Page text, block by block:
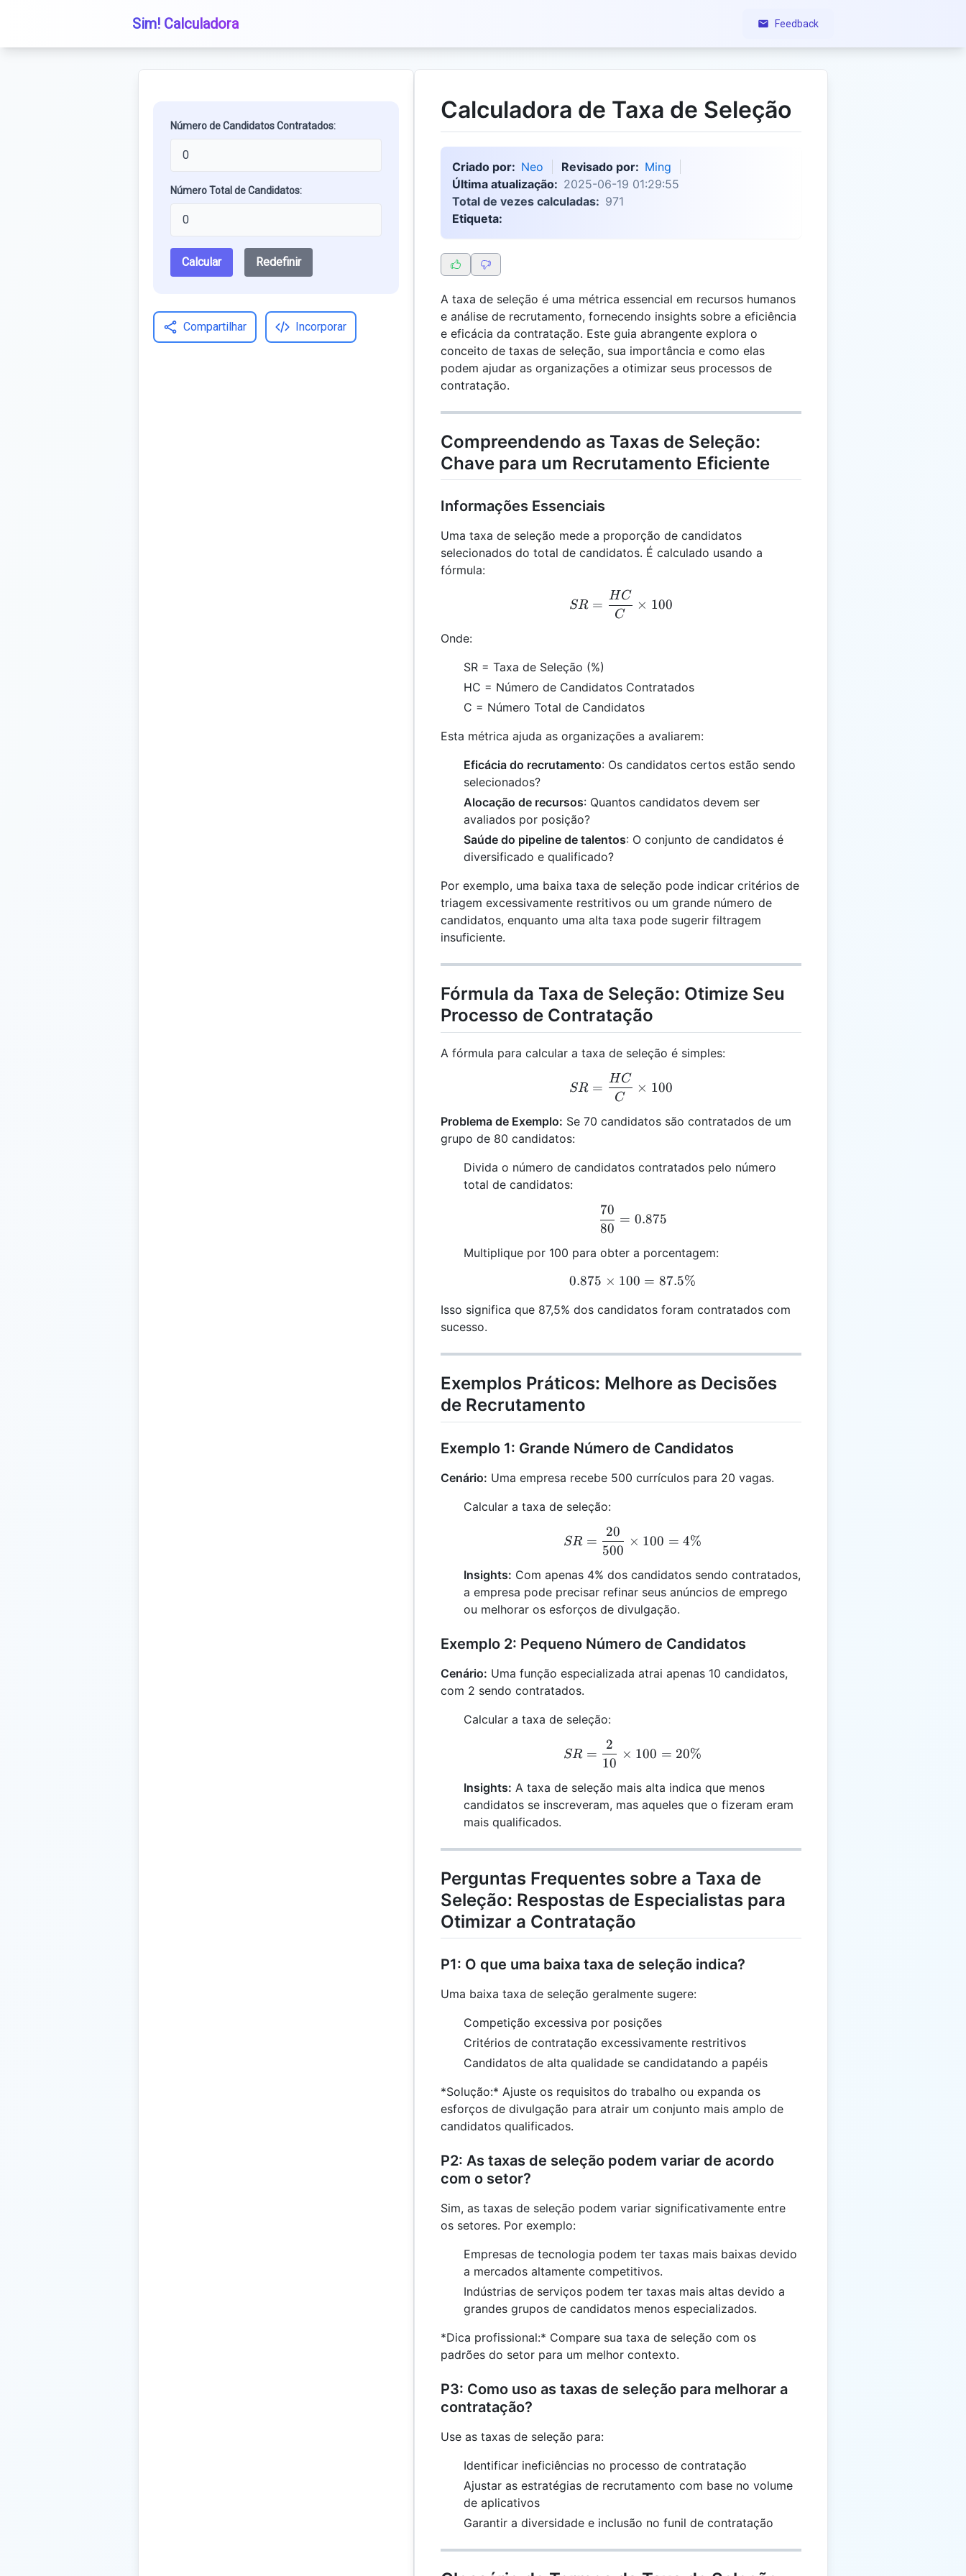
Sim! Calculadora Feedback
Número de Candidatos Contratados:
Número Total de Candidatos:
Calcular Redefinir
Compartilhar Incorporar
Calculadora de Taxa de Seleção
Criado por: Neo Revisado por: Ming
Última atualização: 2025-06-19 01:29:55
Total de vezes calculadas: 971
Etiqueta:
A taxa de seleção é uma métrica essencial em recursos humanos
e análise de recrutamento, fornecendo insights sobre a eficiência
e eficácia da contratação. Este guia abrangente explora o
conceito de taxas de seleção, sua importância e como elas
podem ajudar as organizações a otimizar seus processos de
contratação.
Compreendendo as Taxas de Seleção:
Chave para um Recrutamento Eficiente
Informações Essenciais
Uma taxa de seleção mede a proporção de candidatos
selecionados do total de candidatos. É calculado usando a
fórmula:
SR = \frac{HC}{C} \times 100
SR =
C
HC
× 100
Onde:
SR = Taxa de Seleção (%)
HC = Número de Candidatos Contratados
C = Número Total de Candidatos
Esta métrica ajuda as organizações a avaliarem:
Eficácia do recrutamento: Os candidatos certos estão sendo
selecionados?
Alocação de recursos: Quantos candidatos devem ser
avaliados por posição?
Saúde do pipeline de talentos: O conjunto de candidatos é
diversificado e qualificado?
Por exemplo, uma baixa taxa de seleção pode indicar critérios de
triagem excessivamente restritivos ou um grande número de
candidatos, enquanto uma alta taxa pode sugerir filtragem
insuficiente.
Fórmula da Taxa de Seleção: Otimize Seu
Processo de Contratação
A fórmula para calcular a taxa de seleção é simples:
SR = \frac{HC}{C} \times 100
SR =
C
HC
× 100
Problema de Exemplo: Se 70 candidatos são contratados de um
grupo de 80 candidatos:
Divida o número de candidatos contratados pelo número
total de candidatos:
\frac{70}{80} = 0.875
80
70
= 0.875
Multiplique por 100 para obter a porcentagem:
0.875 \times 100 = 87.5\%
0.875 × 100 = 87.5%
Isso significa que 87,5% dos candidatos foram contratados com
sucesso.
Exemplos Práticos: Melhore as Decisões
de Recrutamento
Exemplo 1: Grande Número de Candidatos
Cenário: Uma empresa recebe 500 currículos para 20 vagas.
Calcular a taxa de seleção:
SR = \frac{20}{500} \times 100 = 4\%
SR =
500
20
× 100 = 4%
Insights: Com apenas 4% dos candidatos sendo contratados,
a empresa pode precisar refinar seus anúncios de emprego
ou melhorar os esforços de divulgação.
Exemplo 2: Pequeno Número de Candidatos
Cenário: Uma função especializada atrai apenas 10 candidatos,
com 2 sendo contratados.
Calcular a taxa de seleção:
SR = \frac{2}{10} \times 100 = 20\%
SR =
10
2
× 100 = 20%
Insights: A taxa de seleção mais alta indica que menos
candidatos se inscreveram, mas aqueles que o fizeram eram
mais qualificados.
Perguntas Frequentes sobre a Taxa de
Seleção: Respostas de Especialistas para
Otimizar a Contratação
P1: O que uma baixa taxa de seleção indica?
Uma baixa taxa de seleção geralmente sugere:
Competição excessiva por posições
Critérios de contratação excessivamente restritivos
Candidatos de alta qualidade se candidatando a papéis
*Solução:* Ajuste os requisitos do trabalho ou expanda os
esforços de divulgação para atrair um conjunto mais amplo de
candidatos qualificados.
P2: As taxas de seleção podem variar de acordo
com o setor?
Sim, as taxas de seleção podem variar significativamente entre
os setores. Por exemplo:
Empresas de tecnologia podem ter taxas mais baixas devido
a mercados altamente competitivos.
Indústrias de serviços podem ter taxas mais altas devido a
grandes grupos de candidatos menos especializados.
*Dica profissional:* Compare sua taxa de seleção com os
padrões do setor para um melhor contexto.
P3: Como uso as taxas de seleção para melhorar a
contratação?
Use as taxas de seleção para:
Identificar ineficiências no processo de contratação
Ajustar as estratégias de recrutamento com base no volume
de aplicativos
Garantir a diversidade e inclusão no funil de contratação